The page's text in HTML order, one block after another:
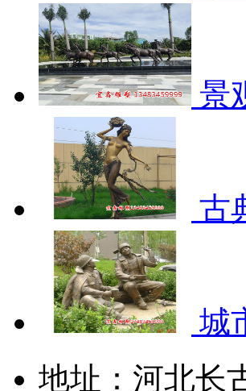
景
古
城
地址：河北长